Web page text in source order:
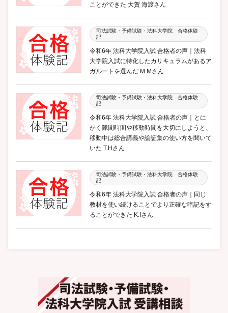
ことができた 大賀 海渡さん
司法試験・予備試験・法科大学院 合格体験
記
令和6年 法科大学院入試 合格者の声｜法科
大学院入試に特化したカリキュラムがあるア
ガルートを選んだ M.Mさん
司法試験・予備試験・法科大学院 合格体験
記
令和6年 法科大学院入試 合格者の声｜とに
かく隙間時間や移動時間を大切にしようと、
移動中は総合講義や論証集の使い方を聞いて
いた T.Hさん
司法試験・予備試験・法科大学院 合格体験
記
令和6年 法科大学院入試 合格者の声｜同じ
教材を使い続けることでより正確な暗記をす
ることができた K.Iさん